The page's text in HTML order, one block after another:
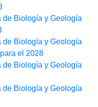
Biología y Geología
Biología y Geología
el 2028
Biología y Geología
Biología y Geología